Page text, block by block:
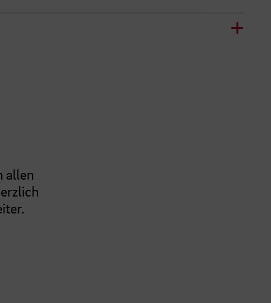
allen